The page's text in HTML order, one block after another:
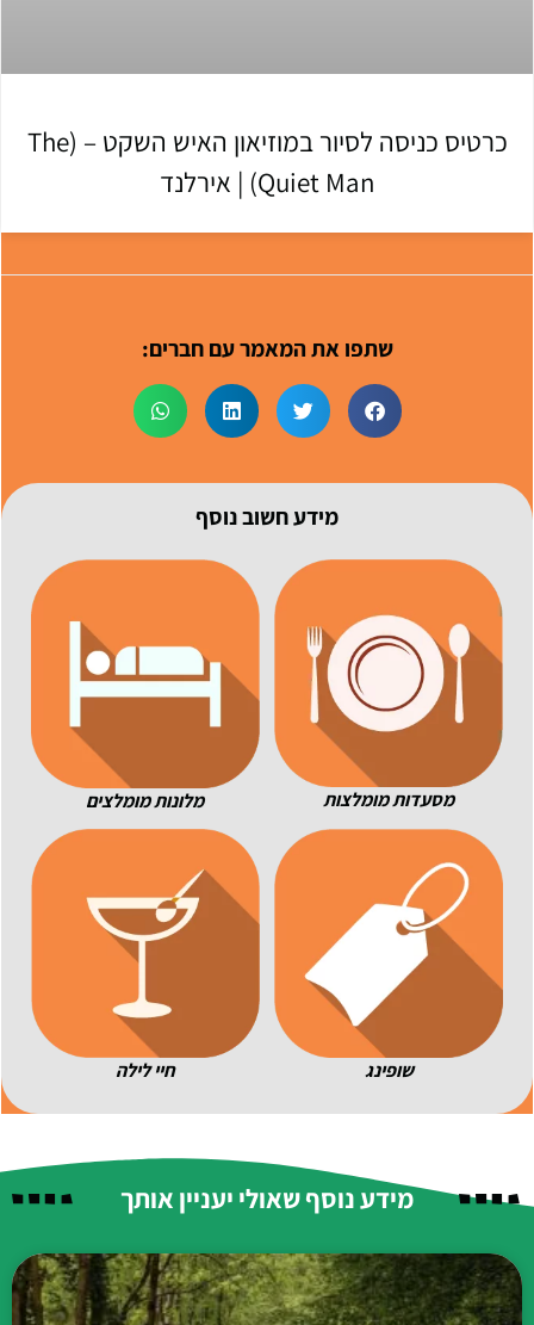
כרטיס כניסה לסיור במוזיאון האיש השקט – (The
Quiet Man) | אירלנד
שתפו את המאמר עם חברים:
מידע חשוב נוסף
מסעדות מומלצות מלונות מומלצים
שופינג חיי לילה
מידע נוסף שאולי יעניין אותך